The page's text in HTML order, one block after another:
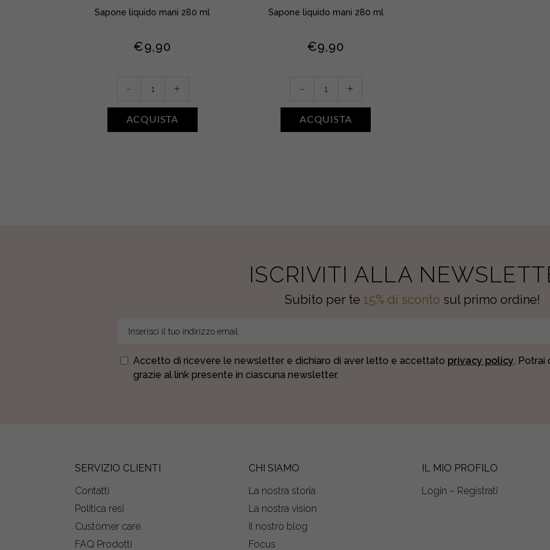
Sapone liquido mani 280 ml
€9,90
mani
- +
ACQUISTA
Sapone liquido mani 280 ml
€9,90
mani
- +
ACQUISTA
ISCRIVITI ALLA
Subito per te 15% di sconto sul primo ordine!
Accetto di ricevere le newsletter e dichiaro di aver letto e accettato privacy policy. Potrai
grazie al link presente in ciascuna newsletter.
SERVIZIO CLIENTI
Contatti
Politica resi
Customer care
FAQ Prodotti
CHI SIAMO
La nostra storia
La nostra vision
Il nostro blog
Focus
IL MIO PROFILO
Login – Registrati